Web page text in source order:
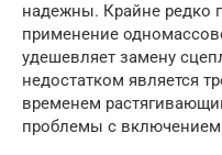
надежны. Крайне редко
применение
удешевляет замену
недостатком является
временем
проблемы с включением